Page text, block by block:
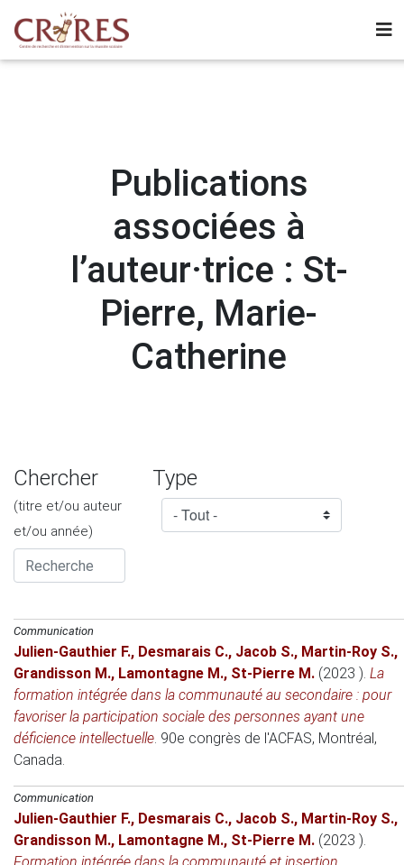
Publications
associées à
l’auteur·trice : St-
Pierre, Marie-
Catherine
Chercher
(titre et/ou auteur
et/ou année)
Type
Communication
Julien-Gauthier F., Desmarais C., Jacob S., Martin-Roy S.,
Grandisson M., Lamontagne M., St-Pierre M. (2023 ). La
formation intégrée dans la communauté au secondaire : pour
favoriser la participation sociale des personnes ayant une
déficience intellectuelle. 90e congrès de l'ACFAS, Montréal,
Canada.
Communication
Julien-Gauthier F., Desmarais C., Jacob S., Martin-Roy S.,
Grandisson M., Lamontagne M., St-Pierre M. (2023 ).